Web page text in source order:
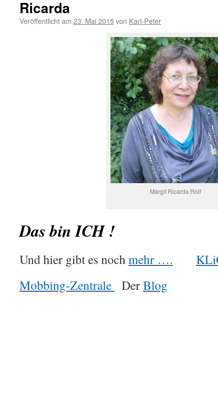
Ricarda
Veröffentlicht am 23. Mai 2015von Karl-Peter
Margit Ricarda Rolf
Das bin ICH !
Und hier gibt es nochmehr ….
Mobbing-Zentrale
DerBlog